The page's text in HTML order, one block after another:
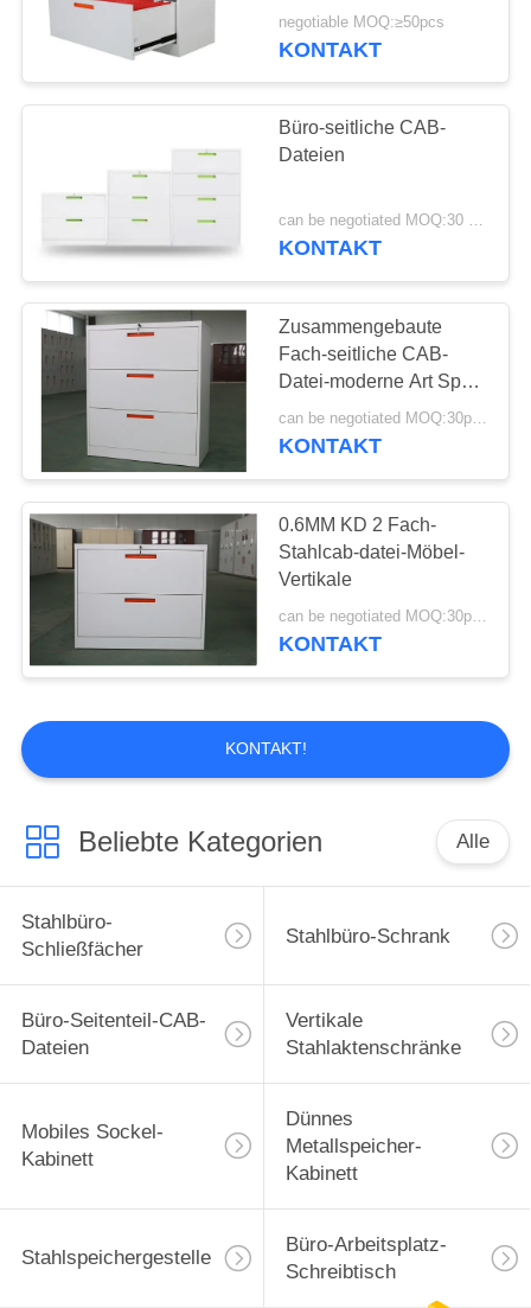
Schule/Büro/Hositpal
zuschließt
negotiable MOQ:≥50pcs
KONTAKT
Büro-seitliche CAB-
Dateien
can be negotiated MOQ:30 Stück
KONTAKT
Zusammengebaute
Fach-seitliche CAB-
Datei-moderne Art Spcc
can be negotiated MOQ:30pcs
KONTAKT
0.6MM KD 2 Fach-
Stahlcab-datei-Möbel-
Vertikale
can be negotiated MOQ:30pcs
KONTAKT
KONTAKT!
Beliebte Kategorien Alle
Stahlbüro-
Schließfächer
Stahlbüro-Schrank
Büro-Seitenteil-CAB-
Dateien
Vertikale
Stahlaktenschränke
Mobiles Sockel-
Kabinett
Dünnes
Metallspeicher-
Kabinett
Stahlspeichergestelle
Büro-Arbeitsplatz-
Schreibtisch